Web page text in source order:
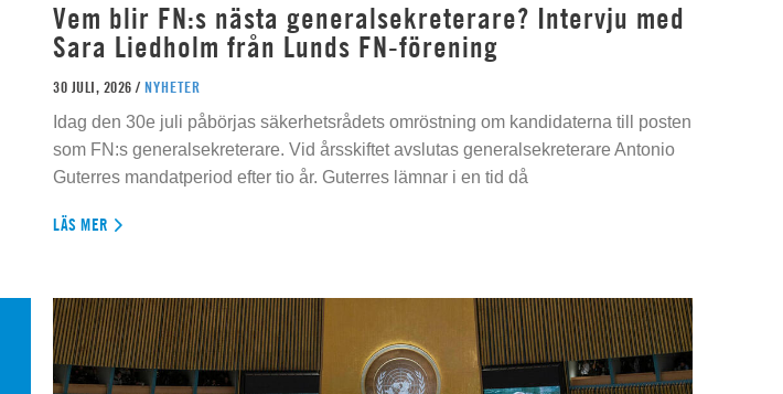
Vem blir FN:s nästa generalsekreterare? Intervju med
Sara Liedholm från Lunds FN-förening
30 JULI, 2026 / NYHETER
Idag den 30e juli påbörjas säkerhetsrådets omröstning om kandidaterna till posten
som FN:s generalsekreterare. Vid årsskiftet avslutas generalsekreterare Antonio
Guterres mandatperiod efter tio år. Guterres lämnar i en tid då
LÄS MER